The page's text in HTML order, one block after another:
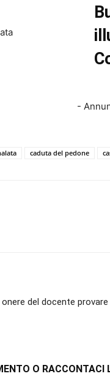
-
caduta del pedone
del docente provare
O RACCONTACI